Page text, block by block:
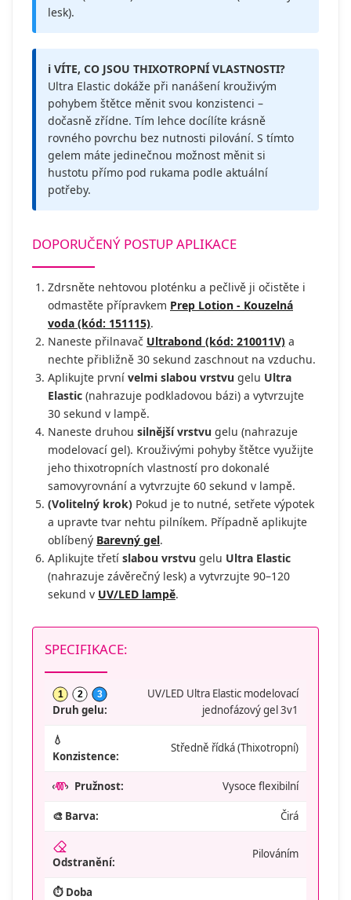
lesk).
ℹ️ VÍTE, CO JSOU THIXOTROPNÍ VLASTNOSTI?
Ultra Elastic dokáže při nanášení krouživým
pohybem štětce měnit svou konzistenci –
dočasně zřídne. Tím lehce docílíte krásně
rovného povrchu bez nutnosti pilování. S tímto
gelem máte jedinečnou možnost měnit si
hustotu přímo pod rukama podle aktuální
potřeby.
DOPORUČENÝ POSTUP APLIKACE
Zdrsněte nehtovou ploténku a pečlivě ji očistěte i
odmastěte přípravkem Prep Lotion - Kouzelná
voda (kód: 151115).
Naneste přilnavač Ultrabond (kód: 210011V) a
nechte přibližně 30 sekund zaschnout na vzduchu.
Aplikujte první velmi slabou vrstvu gelu Ultra
Elastic (nahrazuje podkladovou bázi) a vytvrzujte
30 sekund v lampě.
Naneste druhou silnější vrstvu gelu (nahrazuje
modelovací gel). Krouživými pohyby štětce využijte
jeho thixotropních vlastností pro dokonalé
samovyrovnání a vytvrzujte 60 sekund v lampě.
(Volitelný krok) Pokud je to nutné, setřete výpotek
a upravte tvar nehtu pilníkem. Případně aplikujte
oblíbený Barevný gel.
Aplikujte třetí slabou vrstvu gelu Ultra Elastic
(nahrazuje závěrečný lesk) a vytvrzujte 90–120
sekund v UV/LED lampě.
SPECIFIKACE:
1 2 3
Druh gelu:
UV/LED Ultra Elastic modelovací
jednofázový gel 3v1
💧
Konzistence:
Středně řídká (Thixotropní)
Pružnost: Vysoce flexibilní
🎨 Barva: Čirá
Odstranění:
Pilováním
⏱️ Doba